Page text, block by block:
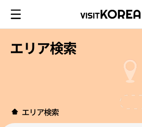
エリア検索
エリア検索